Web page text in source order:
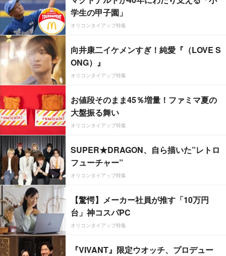
学生の甲子園」
オリコンタイアップ特集
向井康二イケメンすぎ！純愛『（LOVE S
ONG）』
オリコンタイアップ特集
お値段そのまま45％増量！ファミマ夏の
大盤振る舞い
オリコンタイアップ特集
SUPER★DRAGON、自ら描いた”レトロ
フューチャー”
オリコンタイアップ特集
【驚愕】メーカー社員が推す「10万円
台」神コスパPC
オリコンタイアップ特集
『VIVANT』限定ウオッチ、プロデュー